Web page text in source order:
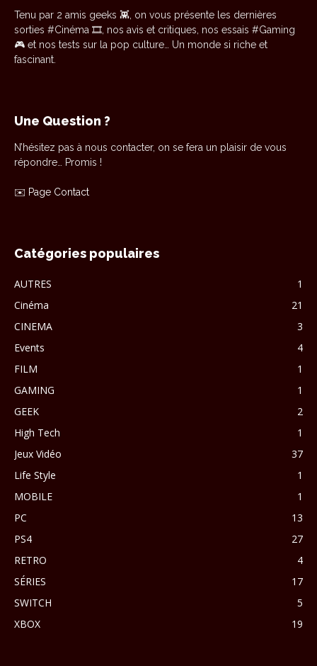
Tenu par 2 amis geeks 👾, on vous présente les dernières
sorties #Cinéma 🎞️, nos avis et critiques, nos essais #Gaming
🎮 et nos tests sur la pop culture… Un monde si riche et
fascinant.
Une Question ?
N’hésitez pas à nous contacter, on se fera un plaisir de vous
répondre… Promis !
✉️ Page Contact
Catégories populaires
AUTRES
1
Cinéma
21
CINEMA
3
Events
4
FILM
1
GAMING
1
GEEK
2
High Tech
1
Jeux Vidéo
37
Life Style
1
MOBILE
1
PC
13
PS4
27
RETRO
4
SÉRIES
17
SWITCH
5
XBOX
19